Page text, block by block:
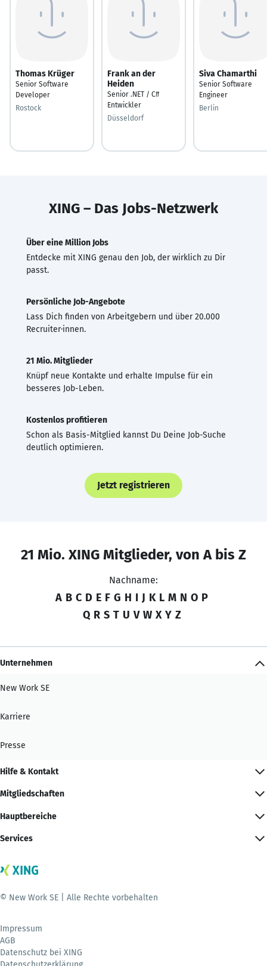
Thomas Krüger
Senior Software
Developer
Rostock
Frank an der
Heiden
Senior .NET / C#
Entwickler
Düsseldorf
Siva Chamarthi
Senior Software
Engineer
Berlin
XING – Das Jobs-Netzwerk
Über eine Million Jobs
Entdecke mit XING genau den Job, der wirklich zu Dir
passt.
Persönliche Job-Angebote
Lass Dich finden von Arbeitgebern und über 20.000
Recruiter·innen.
21 Mio. Mitglieder
Knüpf neue Kontakte und erhalte Impulse für ein
besseres Job-Leben.
Kostenlos profitieren
Schon als Basis-Mitglied kannst Du Deine Job-Suche
deutlich optimieren.
Jetzt registrieren
21 Mio. XING Mitglieder, von A bis Z
Nachname:
A B C D E F G H I J K L M N O P
Q R S T U V W X Y Z
Unternehmen
New Work SE
Karriere
Presse
Hilfe & Kontakt
Mitgliedschaften
Hauptbereiche
Services
© New Work SE | Alle Rechte vorbehalten
Impressum
AGB
Datenschutz bei XING